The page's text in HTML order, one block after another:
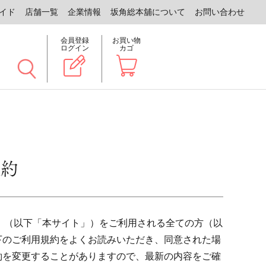
ド 店舗一覧 企業情報 坂角総本舖について お問い合わせ
会員登録
ログイン
お買い物
カゴ
以下「本サイト」）をご利用される全ての方（以
ご利用規約をよくお読みいただき、同意された場
変更することがありますので、最新の内容をご確